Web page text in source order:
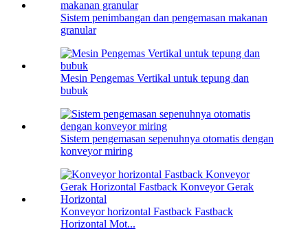
Sistem penimbangan dan pengemasan makanan
granular
Mesin Pengemas Vertikal untuk tepung dan
bubuk
Sistem pengemasan sepenuhnya otomatis dengan
konveyor miring
Konveyor horizontal Fastback Fastback
Horizontal Mot...